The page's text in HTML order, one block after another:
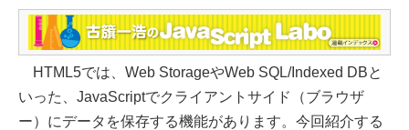
HTML5では、Web StorageやWeb SQL/Indexed DBと
いった、JavaScriptでクライアントサイド（ブラウザ
ー）にデータを保存する機能があります。今回紹介する